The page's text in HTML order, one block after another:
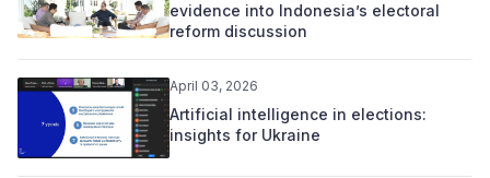
evidence into Indonesia’s electoral
reform discussion
April 03, 2026
Artificial intelligence in elections:
insights for Ukraine